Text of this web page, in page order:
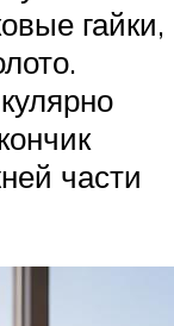
гайки,
части